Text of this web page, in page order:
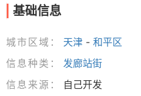
基础信息
城市区域： 天津 - 和平区
信息种类：
发廊站街
信息来源：
自己开发